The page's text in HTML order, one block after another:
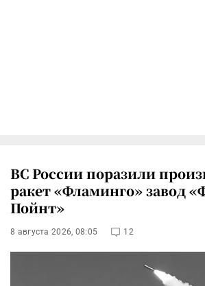
ВС России поразили
ракет «Фламинго» завод
Пойнт»
8 августа 2026, 08:05 12